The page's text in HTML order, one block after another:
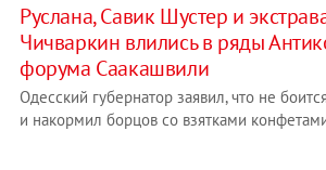
Руслана, Савик Шустер и
Чичваркин влились в ряды
форума Саакашвили
Одесский губернатор заявил, что не
и накормил борцов со взятками